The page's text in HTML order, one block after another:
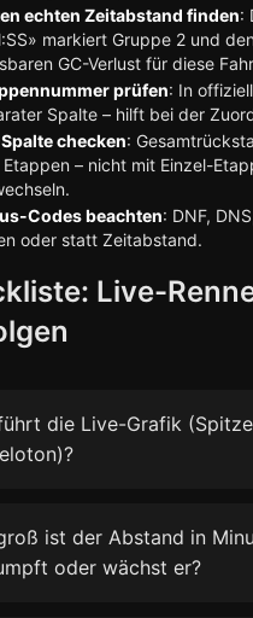
echten Zeitabstand finden:
markiert Gruppe 2 und
GC-Verlust für diese
prüfen: In
Spalte – hilft bei der
checken:
Etappen – nicht mit Einzel-
Codes beachten: DNF,
oder statt Zeitabstand.
Live-
die Live-Grafik
ist der Abstand in
oder wächst er?